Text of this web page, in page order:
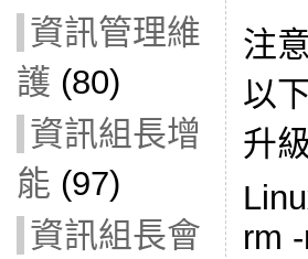
資訊管理維
護 (80)
資訊組長增
能 (97)
資訊組長會
注
以
升
rm